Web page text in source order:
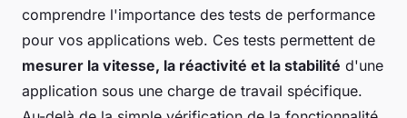
comprendre l'importance des tests de performance
pour vos applications web. Ces tests permettent de
mesurer la vitesse, la réactivité et la stabilité d'une
application sous une charge de travail spécifique.